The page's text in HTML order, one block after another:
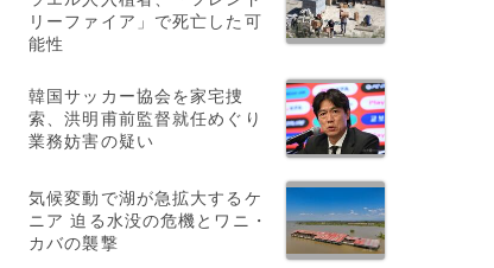
リーファイア」で死亡した可
能性
韓国サッカー協会を家宅捜
索、洪明甫前監督就任めぐり
業務妨害の疑い
気候変動で湖が急拡大するケ
ニア 迫る水没の危機とワニ・
カバの襲撃